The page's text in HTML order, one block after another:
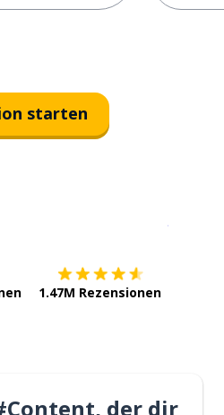
starten
1.47M Rezensionen
der dir